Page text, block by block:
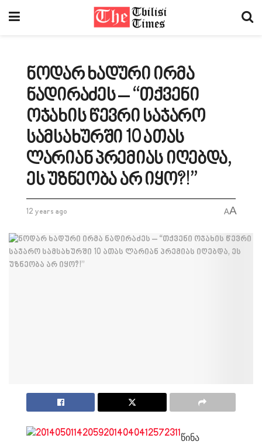
ნოდარ ხადური ირმა
ნადირაძეს – “თქვენი
ოჯახის წევრი საჯარო
სამსახურში 10 ათას
ლარიან პრემიას იღებდა,
ეს უზნეობა არ იყო?!”
12 years ago AA
წინა